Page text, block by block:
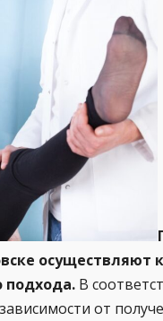
осуществляют
подхода. В
от